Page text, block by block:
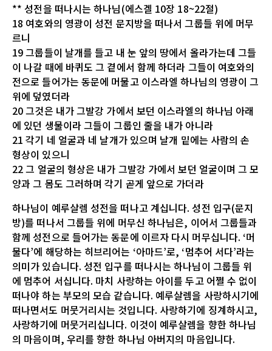
** 성전을 떠나시는 하나님(에스겔 10장 18~22절)
18 여호와의 영광이 성전 문지방을 떠나서 그룹들 위에 머무
르니
19 그룹들이 날개를 들고 내 눈 앞의 땅에서 올라가는데 그들
이 나갈 때에 바퀴도 그 곁에서 함께 하더라 그들이 여호와의
전으로 들어가는 동문에 머물고 이스라엘 하나님의 영광이 그
위에 덮였더라
20 그것은 내가 그발강 가에서 보던 이스라엘의 하나님 아래
에 있던 생물이라 그들이 그룹인 줄을 내가 아니라
21 각기 네 얼굴과 네 날개가 있으며 날개 밑에는 사람의 손
형상이 있으니
22 그 얼굴의 형상은 내가 그발강 가에서 보던 얼굴이며 그 모
양과 그 몸도 그러하며 각기 곧게 앞으로 가더라
하나님이 예루살렘 성전을 떠나고 계십니다. 성전 입구(문지
방)를 떠나서 그룹들 위에 머무신 하나님은, 이어서 그룹들과
함께 성전으로 들어가는 동문에 이르자 다시 머무십니다. ‘머
물다’에 해당하는 히브리어는 ‘아마드’로, ‘멈추어 서다’라는
의미가 있습니다. 성전 입구를 떠나시는 하나님이 그룹들 위
에 멈추어 서십니다. 마치 사랑하는 아이를 두고 어쩔 수 없이
떠나야 하는 부모의 모습 같습니다. 예루살렘을 사랑하시기에
떠나면서도 머뭇거리시는 것입니다. 사랑하기에 징계하시고,
사랑하기에 머뭇거리십니다. 이것이 예루살렘을 향한 하나님
의 마음이며, 우리를 향한 하나님 아버지의 마음입니다.